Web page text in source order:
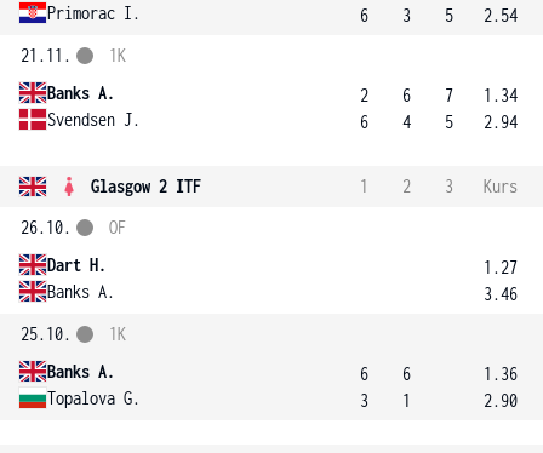
Primorac I.
6
3
5
2.54
21.11.
Banks A.
Svendsen J.
1K
2
6
6
4
7
5
1.34
2.94
Glasgow 2 ITF 1 2 3
Kurs
26.10.
Dart H.
Banks A.
OF
1.27
3.46
25.10.
Banks A.
Topalova G.
1K
6
3
6
1
1.36
2.90